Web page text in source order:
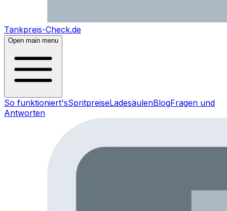
Tankpreis-Check.de
Open main menu
So funktioniert'sSpritpreiseLadesäulenBlogFragen und
Antworten